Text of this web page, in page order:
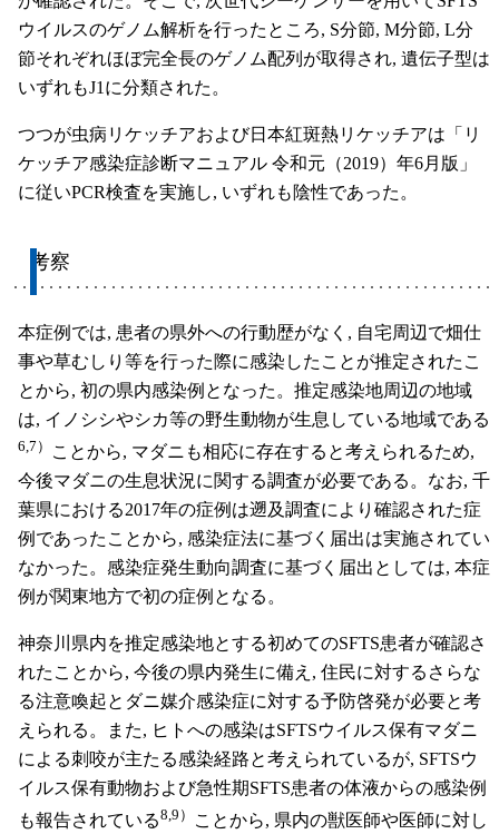
ウイルスのゲノム解析を行ったところ, S分節, M分節, L分
節それぞれほぼ完全長のゲノム配列が取得され, 遺伝子型は
いずれもJ1に分類された。
つつが虫病リケッチアおよび日本紅斑熱リケッチアは「リ
ケッチア感染症診断マニュアル 令和元（2019）年6月版」
に従いPCR検査を実施し, いずれも陰性であった。
考察
本症例では, 患者の県外への行動歴がなく, 自宅周辺で畑仕
事や草むしり等を行った際に感染したことが推定されたこ
とから, 初の県内感染例となった。推定感染地周辺の地域
は, イノシシやシカ等の野生動物が生息している地域である
6,7）
ことから, マダニも相応に存在すると考えられるため,
今後マダニの生息状況に関する調査が必要である。なお, 千
葉県における2017年の症例は遡及調査により確認された症
例であったことから, 感染症法に基づく届出は実施されてい
なかった。感染症発生動向調査に基づく届出としては, 本症
例が関東地方で初の症例となる。
神奈川県内を推定感染地とする初めてのSFTS患者が確認さ
れたことから, 今後の県内発生に備え, 住民に対するさらな
る注意喚起とダニ媒介感染症に対する予防啓発が必要と考
えられる。また, ヒトへの感染はSFTSウイルス保有マダニ
による刺咬が主たる感染経路と考えられているが, SFTSウ
イルス保有動物および急性期SFTS患者の体液からの感染例
も報告されている8,9）
ことから, 県内の獣医師や医師に対し